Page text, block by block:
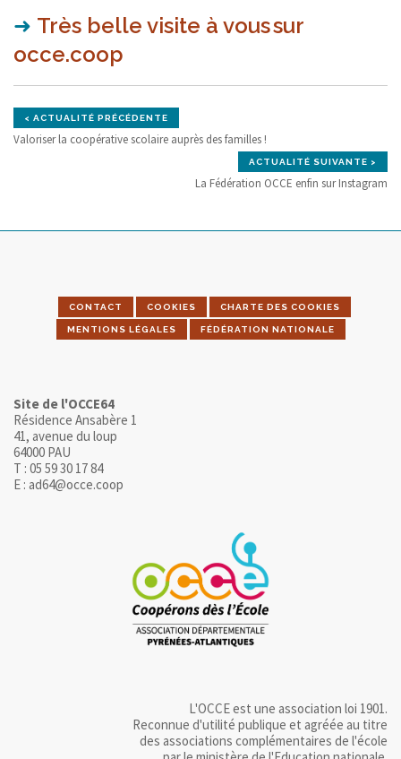
➜ Très belle visite à vous sur
occe.coop
< ACTUALITÉ PRÉCÉDENTE
Valoriser la coopérative scolaire auprès des familles !
ACTUALITÉ SUIVANTE >
La Fédération OCCE enfin sur Instagram
CONTACT COOKIES CHARTE DES COOKIES
MENTIONS LÉGALES FÉDÉRATION NATIONALE
Site de l'OCCE64
Résidence Ansabère 1
41, avenue du loup
64000 PAU
T : 05 59 30 17 84
E : ad64@occe.coop
L'OCCE est une association loi 1901.
Reconnue d'utilité publique et agréée au titre
des associations complémentaires de l'école